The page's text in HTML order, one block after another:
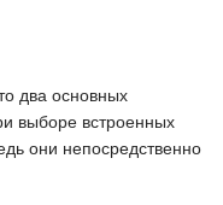
два основных
выборе встроенных
они непосредственно